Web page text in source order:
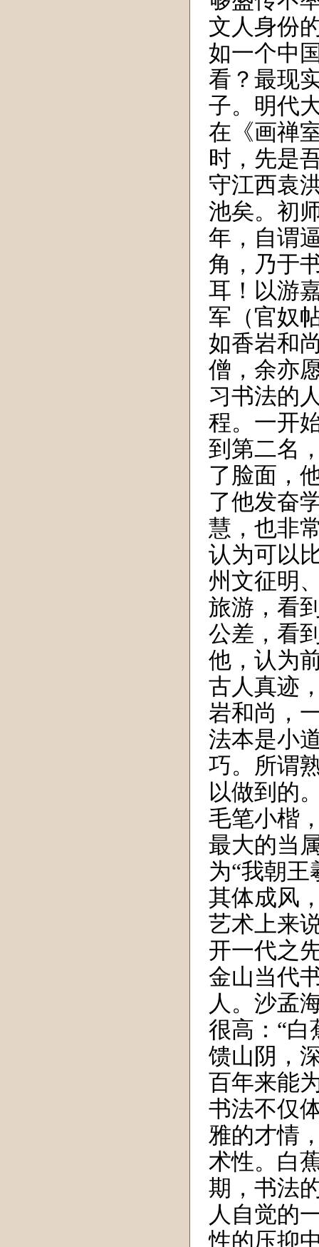
文人身份
如一个中
看？最现
子。 明代
在《画禅
时，先是
守江西袁
池矣。初
年，自谓
角，乃于
耳！以游
军（官奴
如香岩和
僧，余亦
习书法的
程。一开
到 第二名
了脸面，
了他发奋
慧，也非
认为可以
州文征明
旅游，看
公差，看
他，认为
古人真迹
岩和尚，
法本是小
巧。 所谓
以做到的
毛笔小楷
最大的当
为“我朝
其体成风
艺术上来
开一代之
金山当代
人 。沙孟
很高 ：“
馈山阴，
百年来能
书法不仅
雅的才情
术性。白
期，书法
人自觉的
性的压抑